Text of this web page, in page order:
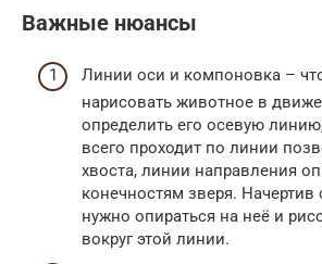
Важные нюансы
Линии оси и компоновка –
нарисовать животное в
определить его осевую
всего проходит по линии
хвоста, линии направления
конечностям зверя.
нужно опираться на неё и
вокруг этой линии.